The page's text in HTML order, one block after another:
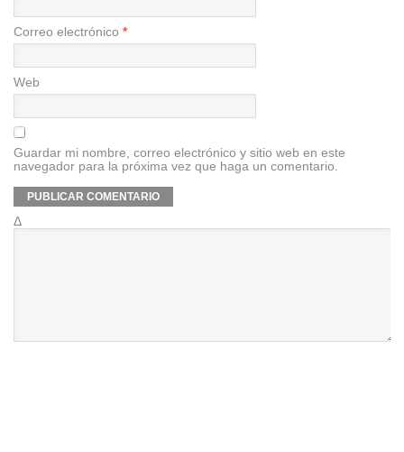
Correo electrónico *
Web
Guardar mi nombre, correo electrónico y sitio web en este
navegador para la próxima vez que haga un comentario.
Δ